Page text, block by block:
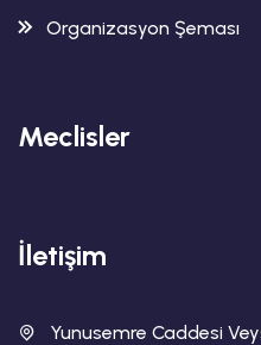
Organizasyon Şeması
Meclisler
İletişim
Yunusemre Caddesi